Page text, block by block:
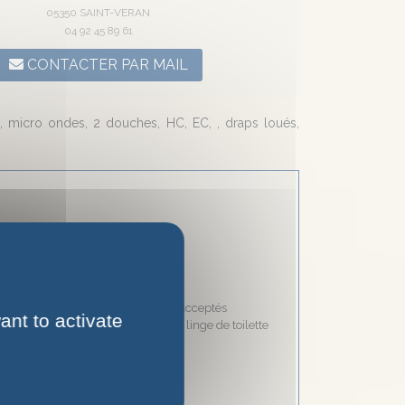
05350 SAINT-VERAN
04 92 45 89 61
CONTACTER PAR MAIL
ondes, 2 douches, HC, EC, , draps loués,
Chèques vacances acceptés
Location de draps et linge de toilette
to activate